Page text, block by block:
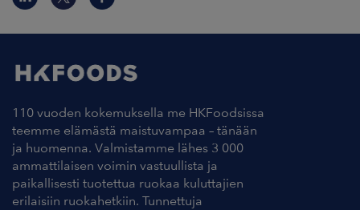
110 vuoden kokemuksella me HKFoodsissa
teemme elämästä maistuvampaa – tänään
ja huomenna. Valmistamme lähes 3 000
ammattilaisen voimin vastuullista ja
paikallisesti tuotettua ruokaa kuluttajien
erilaisiin ruokahetkiin. Tunnettuja